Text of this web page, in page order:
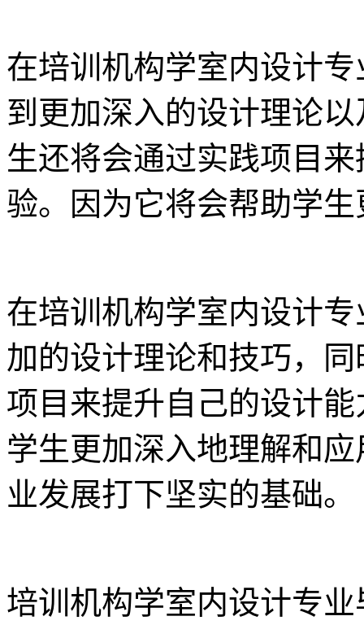
在培训机构学室内设计
到更加深入的设计理论
生还将会通过实践项目
验。因为它将会帮助学
在培训机构学室内设计
加的设计理论和技巧，
项目来提升自己的设计
学生更加深入地理解和
业发展打下坚实的基础。
培训机构学室内设计专